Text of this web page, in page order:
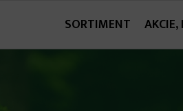
SORTIMENT